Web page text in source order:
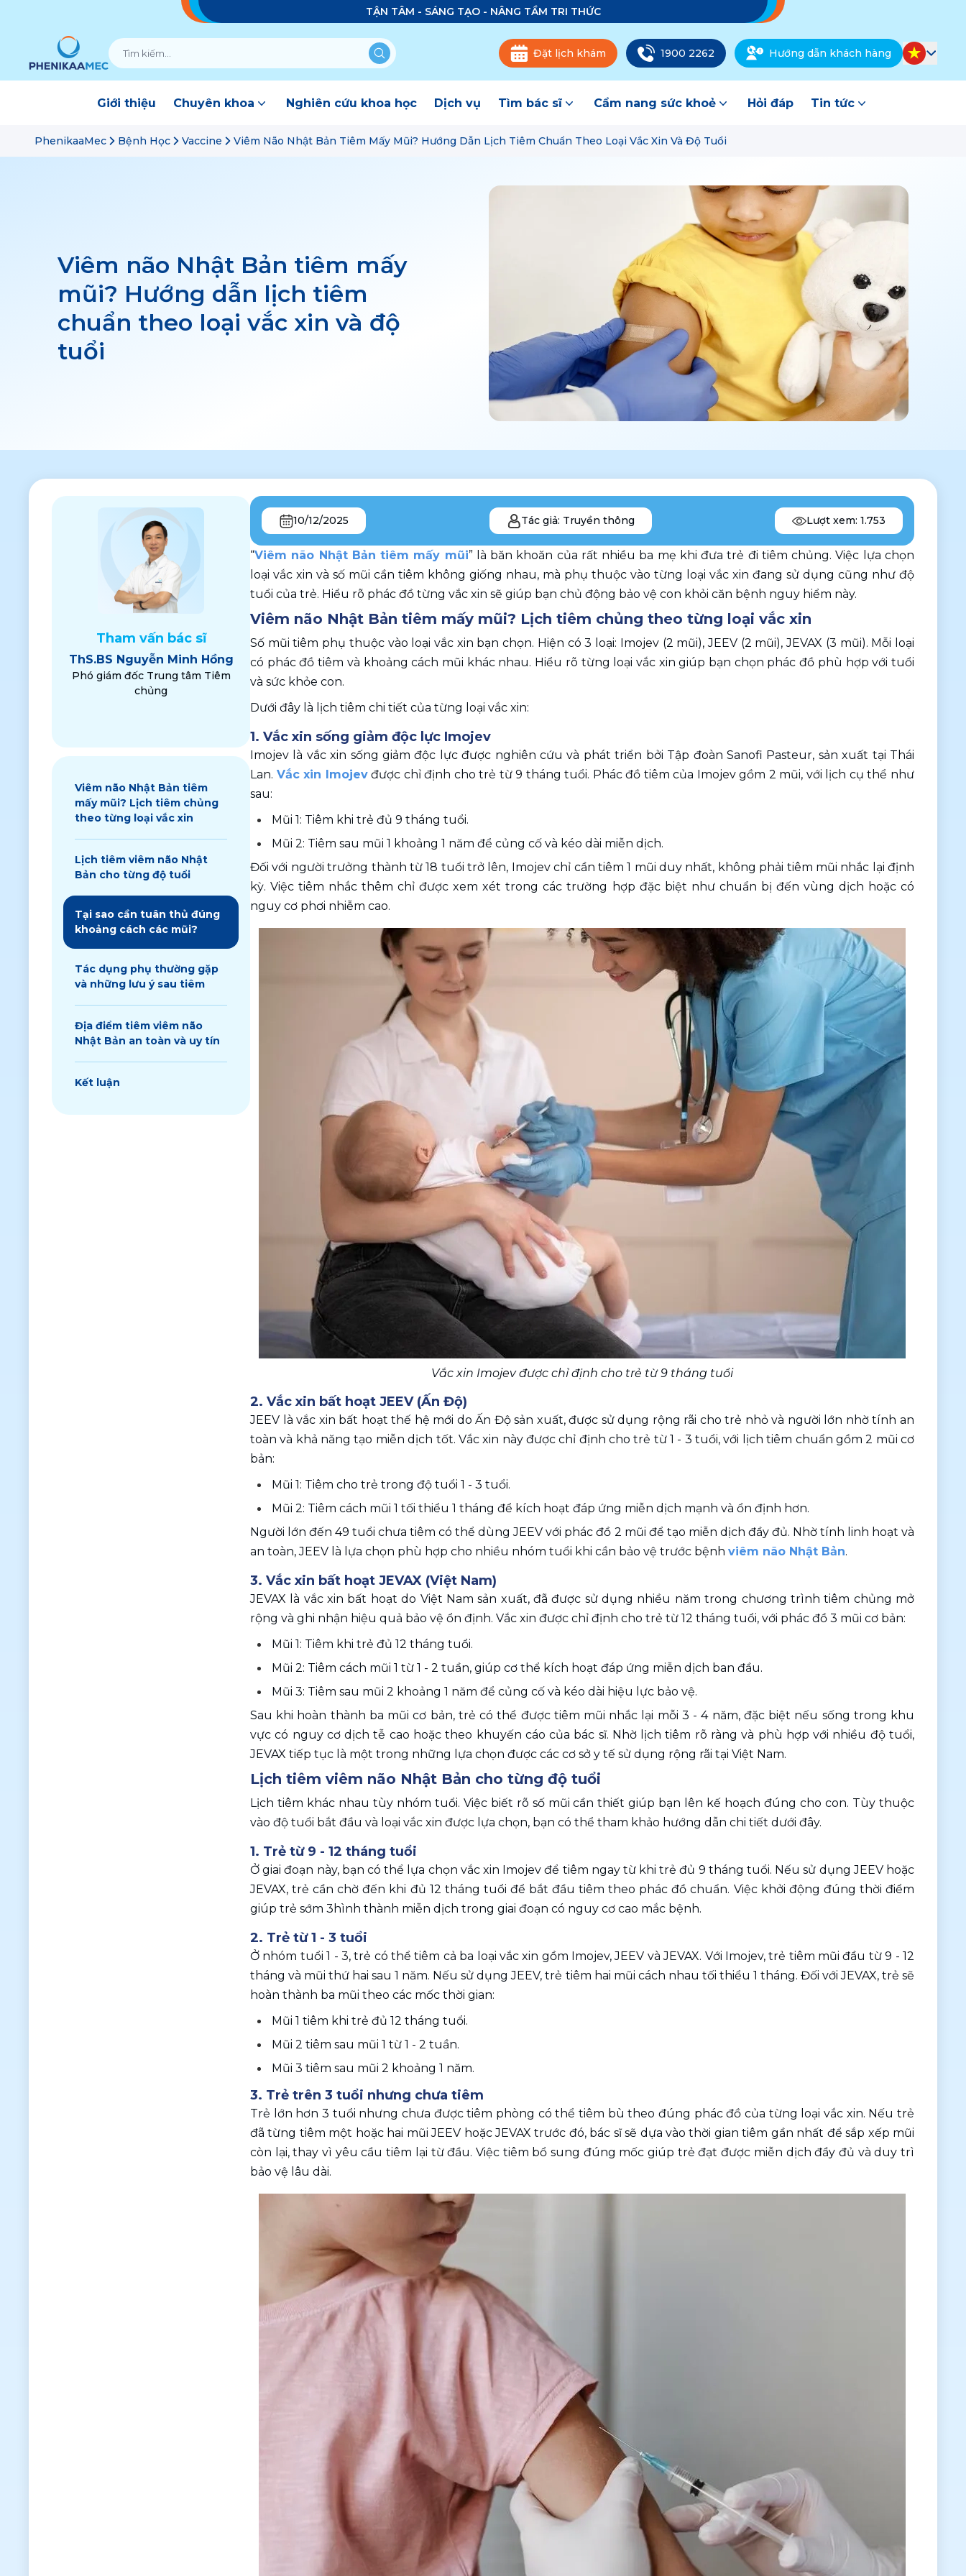
TẬN TÂM - SÁNG TẠO - NÂNG TẦM TRI THỨC
Đặt lịch khám 1900 2262 Hướng dẫn khách hàng
Giới thiệu Chuyên khoa Nghiên cứu khoa học Dịch vụ Tìm bác sĩ Cẩm nang sức khoẻ Hỏi đáp Tin tức
PhenikaaMec Bệnh Học Vaccine Viêm Não Nhật Bản Tiêm Mấy Mũi? Hướng Dẫn Lịch Tiêm Chuẩn Theo Loại Vắc Xin Và Độ Tuổi
Viêm não Nhật Bản tiêm mấy
mũi? Hướng dẫn lịch tiêm
chuẩn theo loại vắc xin và độ
tuổi
Tham vấn bác sĩ
ThS.BS Nguyễn Minh Hồng
Phó giám đốc Trung tâm Tiêm
chủng
Viêm não Nhật Bản tiêm
mấy mũi? Lịch tiêm chủng
theo từng loại vắc xin
Lịch tiêm viêm não Nhật
Bản cho từng độ tuổi
Tại sao cần tuân thủ đúng
khoảng cách các mũi?
Tác dụng phụ thường gặp
và những lưu ý sau tiêm
Địa điểm tiêm viêm não
Nhật Bản an toàn và uy tín
Kết luận
10/12/2025 Tác giả: Truyền thông Lượt xem: 1.753
“Viêm não Nhật Bản tiêm mấy mũi” là băn khoăn của rất nhiều ba mẹ khi đưa trẻ đi tiêm chủng. Việc lựa chọn
loại vắc xin và số mũi cần tiêm không giống nhau, mà phụ thuộc vào từng loại vắc xin đang sử dụng cũng như độ
tuổi của trẻ. Hiểu rõ phác đồ từng vắc xin sẽ giúp bạn chủ động bảo vệ con khỏi căn bệnh nguy hiểm này.
Viêm não Nhật Bản tiêm mấy mũi? Lịch tiêm chủng theo từng loại vắc xin
Số mũi tiêm phụ thuộc vào loại vắc xin bạn chọn. Hiện có 3 loại: Imojev (2 mũi), JEEV (2 mũi), JEVAX (3 mũi). Mỗi loại
có phác đồ tiêm và khoảng cách mũi khác nhau. Hiểu rõ từng loại vắc xin giúp bạn chọn phác đồ phù hợp với tuổi
và sức khỏe con.
Dưới đây là lịch tiêm chi tiết của từng loại vắc xin:
1. Vắc xin sống giảm độc lực Imojev
Imojev là vắc xin sống giảm độc lực được nghiên cứu và phát triển bởi Tập đoàn Sanofi Pasteur, sản xuất tại Thái
Lan. Vắc xin Imojev được chỉ định cho trẻ từ 9 tháng tuổi. Phác đồ tiêm của Imojev gồm 2 mũi, với lịch cụ thể như
sau:
Mũi 1: Tiêm khi trẻ đủ 9 tháng tuổi.
Mũi 2: Tiêm sau mũi 1 khoảng 1 năm để củng cố và kéo dài miễn dịch.
Đối với người trưởng thành từ 18 tuổi trở lên, Imojev chỉ cần tiêm 1 mũi duy nhất, không phải tiêm mũi nhắc lại định
kỳ. Việc tiêm nhắc thêm chỉ được xem xét trong các trường hợp đặc biệt như chuẩn bị đến vùng dịch hoặc có
nguy cơ phơi nhiễm cao.
Vắc xin Imojev được chỉ định cho trẻ từ 9 tháng tuổi
2. Vắc xin bất hoạt JEEV (Ấn Độ)
JEEV là vắc xin bất hoạt thế hệ mới do Ấn Độ sản xuất, được sử dụng rộng rãi cho trẻ nhỏ và người lớn nhờ tính an
toàn và khả năng tạo miễn dịch tốt. Vắc xin này được chỉ định cho trẻ từ 1 - 3 tuổi, với lịch tiêm chuẩn gồm 2 mũi cơ
bản:
Mũi 1: Tiêm cho trẻ trong độ tuổi 1 - 3 tuổi.
Mũi 2: Tiêm cách mũi 1 tối thiểu 1 tháng để kích hoạt đáp ứng miễn dịch mạnh và ổn định hơn.
Người lớn đến 49 tuổi chưa tiêm có thể dùng JEEV với phác đồ 2 mũi để tạo miễn dịch đầy đủ. Nhờ tính linh hoạt và
an toàn, JEEV là lựa chọn phù hợp cho nhiều nhóm tuổi khi cần bảo vệ trước bệnh viêm não Nhật Bản.
3. Vắc xin bất hoạt JEVAX (Việt Nam)
JEVAX là vắc xin bất hoạt do Việt Nam sản xuất, đã được sử dụng nhiều năm trong chương trình tiêm chủng mở
rộng và ghi nhận hiệu quả bảo vệ ổn định. Vắc xin được chỉ định cho trẻ từ 12 tháng tuổi, với phác đồ 3 mũi cơ bản:
Mũi 1: Tiêm khi trẻ đủ 12 tháng tuổi.
Mũi 2: Tiêm cách mũi 1 từ 1 - 2 tuần, giúp cơ thể kích hoạt đáp ứng miễn dịch ban đầu.
Mũi 3: Tiêm sau mũi 2 khoảng 1 năm để củng cố và kéo dài hiệu lực bảo vệ.
Sau khi hoàn thành ba mũi cơ bản, trẻ có thể được tiêm mũi nhắc lại mỗi 3 - 4 năm, đặc biệt nếu sống trong khu
vực có nguy cơ dịch tễ cao hoặc theo khuyến cáo của bác sĩ. Nhờ lịch tiêm rõ ràng và phù hợp với nhiều độ tuổi,
JEVAX tiếp tục là một trong những lựa chọn được các cơ sở y tế sử dụng rộng rãi tại Việt Nam.
Lịch tiêm viêm não Nhật Bản cho từng độ tuổi
Lịch tiêm khác nhau tùy nhóm tuổi. Việc biết rõ số mũi cần thiết giúp bạn lên kế hoạch đúng cho con. Tùy thuộc
vào độ tuổi bắt đầu và loại vắc xin được lựa chọn, bạn có thể tham khảo hướng dẫn chi tiết dưới đây.
1. Trẻ từ 9 - 12 tháng tuổi
Ở giai đoạn này, bạn có thể lựa chọn vắc xin Imojev để tiêm ngay từ khi trẻ đủ 9 tháng tuổi. Nếu sử dụng JEEV hoặc
JEVAX, trẻ cần chờ đến khi đủ 12 tháng tuổi để bắt đầu tiêm theo phác đồ chuẩn. Việc khởi động đúng thời điểm
giúp trẻ sớm 3hình thành miễn dịch trong giai đoạn có nguy cơ cao mắc bệnh.
2. Trẻ từ 1 - 3 tuổi
Ở nhóm tuổi 1 - 3, trẻ có thể tiêm cả ba loại vắc xin gồm Imojev, JEEV và JEVAX. Với Imojev, trẻ tiêm mũi đầu từ 9 - 12
tháng và mũi thứ hai sau 1 năm. Nếu sử dụng JEEV, trẻ tiêm hai mũi cách nhau tối thiểu 1 tháng. Đối với JEVAX, trẻ sẽ
hoàn thành ba mũi theo các mốc thời gian:
Mũi 1 tiêm khi trẻ đủ 12 tháng tuổi.
Mũi 2 tiêm sau mũi 1 từ 1 - 2 tuần.
Mũi 3 tiêm sau mũi 2 khoảng 1 năm.
3. Trẻ trên 3 tuổi nhưng chưa tiêm
Trẻ lớn hơn 3 tuổi nhưng chưa được tiêm phòng có thể tiêm bù theo đúng phác đồ của từng loại vắc xin. Nếu trẻ
đã từng tiêm một hoặc hai mũi JEEV hoặc JEVAX trước đó, bác sĩ sẽ dựa vào thời gian tiêm gần nhất để sắp xếp mũi
còn lại, thay vì yêu cầu tiêm lại từ đầu. Việc tiêm bổ sung đúng mốc giúp trẻ đạt được miễn dịch đầy đủ và duy trì
bảo vệ lâu dài.